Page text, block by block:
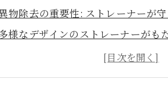
物除去の重要性: ストレーナーが
様なデザインのストレーナーがも
業界別ストレーナーの使用事例: 成功
トレーナーの進化: 技術革新と今